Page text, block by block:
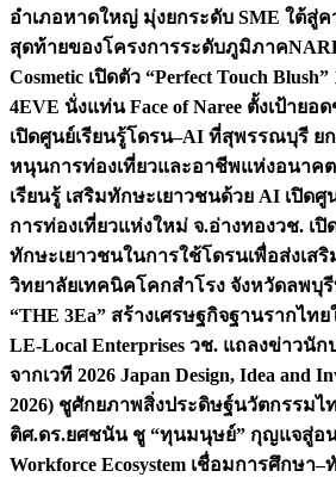
อำเภอหาดใหญ่ มุ่งยกระดับ SME ใต้สู่ค
สุดท้ายของโครงการระดับภูมิภาค
Cosmetic เปิดตัว “Perfect Touch
4EVE นั่งแท่น Face of Naree ตั้งเป้ายอ
เปิดศูนย์เรียนรู้โดรน–AI ที่สุพรรณบุรี ย
หนุนการท่องเที่ยวและอาชีพแห่งอนาคต
เรียนรู้ เสริมทักษะเยาวชนด้วย AI เปิดศู
การท่องเที่ยวแห่งใหม่ จ.อ่างทองวช. เปิ
ทักษะเยาวชนในการใช้โดรนเพื่อส่งเส
วิทยาลัยเทคนิคโคกสำโรง จังหวัดลพบุรี
“THE 3Ea” สร้างเศรษฐกิจฐานรากไท
LE-Local Enterprises วช. แถลงข่าวนัก
จากเวที 2026 Japan Design, Idea and
2026) ชูศักยภาพสิ่งประดิษฐ์นวัตกรรมไ
ติศ.ดร.ยศชนัน ชู “ทุนมนุษย์” กุญแจสู่อน
Workforce Ecosystem เชื่อมการศึกษา